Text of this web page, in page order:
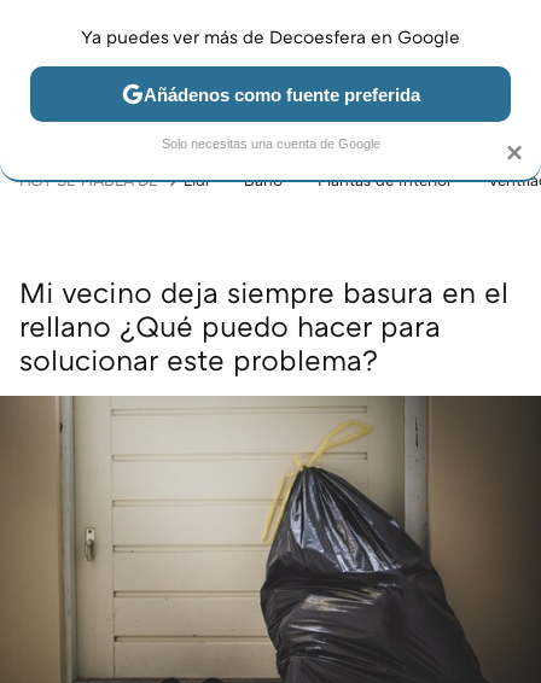
JARDÍN Y TERRAZA SALÓN DORMITORIO COCINA
HOY SE HABLA DE Lidl Baño Plantas de interior
Mi vecino deja siempre basura en el
rellano ¿Qué puedo hacer para
solucionar este problema?
×
Ya puedes ver más de Decoesfera en Google
Añádenos como fuente preferida
Solo necesitas una cuenta de Google